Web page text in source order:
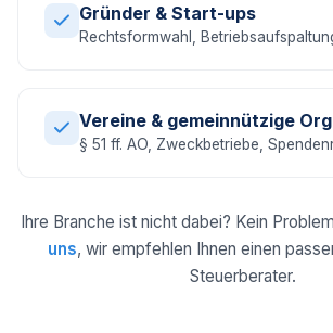
Gründer & Start-ups
Rechtsformwahl,
Vereine & gemeinnützige
§ 51 ff. AO, Zweckbetriebe,
Ihre Branche ist nicht dabei? Kein
uns, wir empfehlen Ihnen einen
Steuerberater.